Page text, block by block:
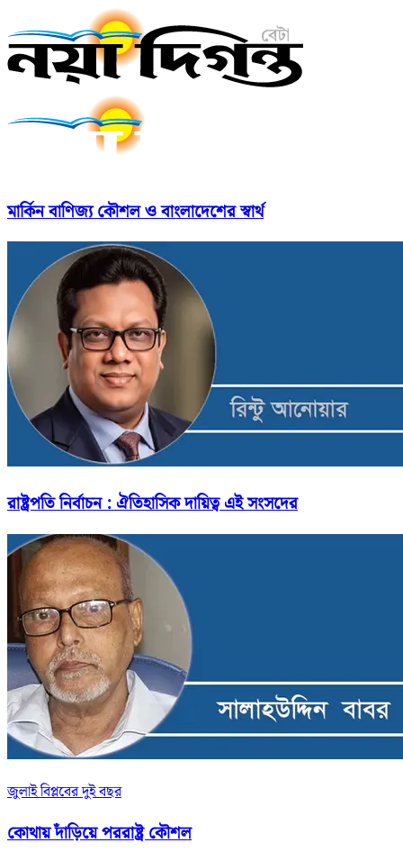
মার্কিন বাণিজ্য কৌশল ও বাংলাদেশের স্বার্থ
রাষ্ট্রপতি নির্বাচন : ঐতিহাসিক দায়িত্ব এই সংসদের
জুলাই বিপ্লবের দুই বছর
কোথায় দাঁড়িয়ে পররাষ্ট্র কৌশল